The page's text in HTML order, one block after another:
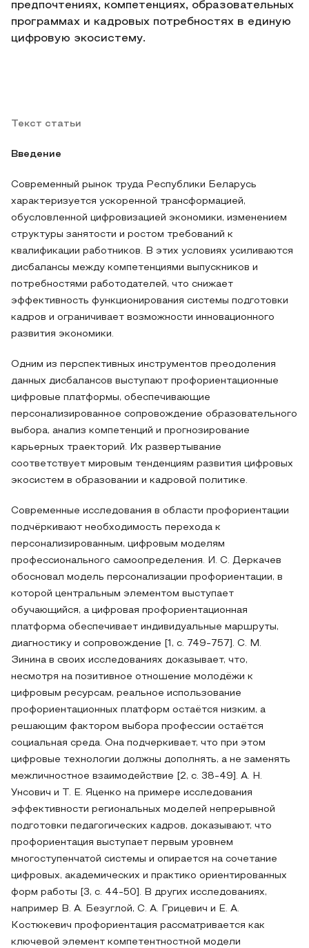
предпочтениях, компетенциях, образовательных
программах и кадровых потребностях в единую
цифровую экосистему.
Текст статьи
Введение
Современный рынок труда Республики Беларусь
характеризуется ускоренной трансформацией,
обусловленной цифровизацией экономики, изменением
структуры занятости и ростом требований к
квалификации работников. В этих условиях усиливаются
дисбалансы между компетенциями выпускников и
потребностями работодателей, что снижает
эффективность функционирования системы подготовки
кадров и ограничивает возможности инновационного
развития экономики.
Одним из перспективных инструментов преодоления
данных дисбалансов выступают профориентационные
цифровые платформы, обеспечивающие
персонализированное сопровождение образовательного
выбора, анализ компетенций и прогнозирование
карьерных траекторий. Их развертывание
соответствует мировым тенденциям развития цифровых
экосистем в образовании и кадровой политике.
Современные исследования в области профориентации
подчёркивают необходимость перехода к
персонализированным, цифровым моделям
профессионального самоопределения. И. С. Деркачев
обосновал модель персонализации профориентации, в
которой центральным элементом выступает
обучающийся, а цифровая профориентационная
платформа обеспечивает индивидуальные маршруты,
диагностику и сопровождение [1, с. 749-757]. С. М.
Зинина в своих исследованиях доказывает, что,
несмотря на позитивное отношение молодёжи к
цифровым ресурсам, реальное использование
профориентационных платформ остаётся низким, а
решающим фактором выбора профессии остаётся
социальная среда. Она подчеркивает, что при этом
цифровые технологии должны дополнять, а не заменять
межличностное взаимодействие [2, с. 38-49]. А. Н.
Унсович и Т. Е. Яценко на примере исследования
эффективности региональных моделей непрерывной
подготовки педагогических кадров, доказывают, что
профориентация выступает первым уровнем
многоступенчатой системы и опирается на сочетание
цифровых, академических и практико ориентированных
форм работы [3, с. 44-50]. В других исследованиях,
например В. А. Безуглой, С. А. Грицевич и Е. А.
Костюкевич профориентация рассматривается как
ключевой элемент компетентностной модели